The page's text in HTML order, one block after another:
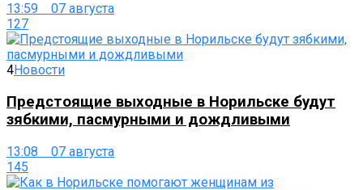
13:59 07 августа
127
4Новости
Предстоящие выходные в Норильске будут
зябкими, пасмурными и дождливыми
13:08 07 августа
145